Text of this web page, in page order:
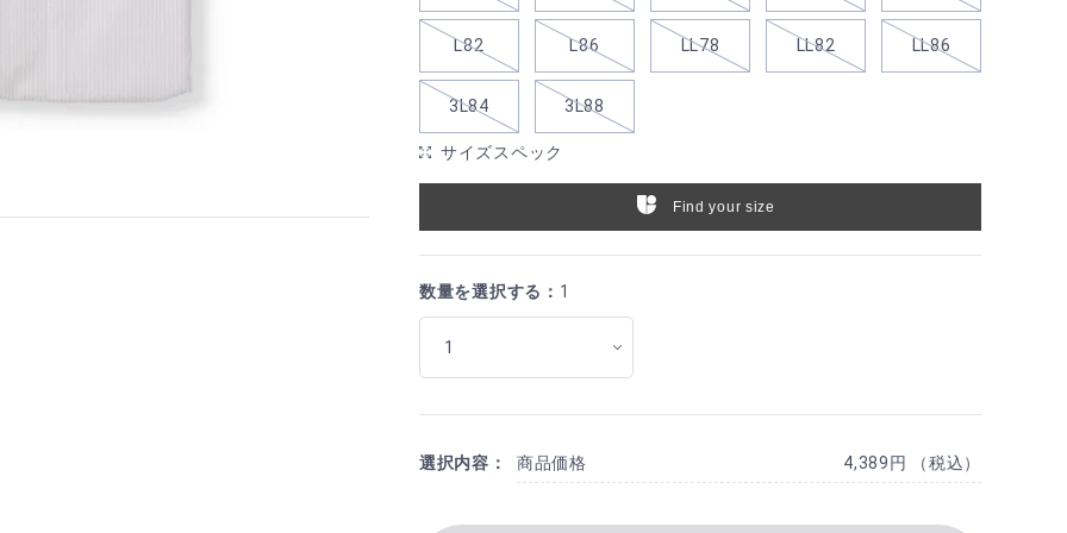
L82 L86 LL78 LL82 LL86
3L84 3L88
サイズスペック
Find your size
数量を選択する： 1
選択内容： 商品価格 4,389円 （税込）